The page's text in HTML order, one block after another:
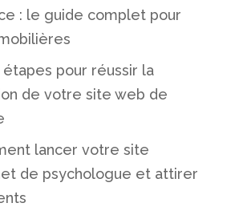
: le guide complet pour
étapes pour réussir la
de votre site web de
lancer votre site
de psychologue et attirer